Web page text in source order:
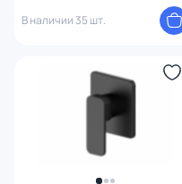
В наличии 35 шт.